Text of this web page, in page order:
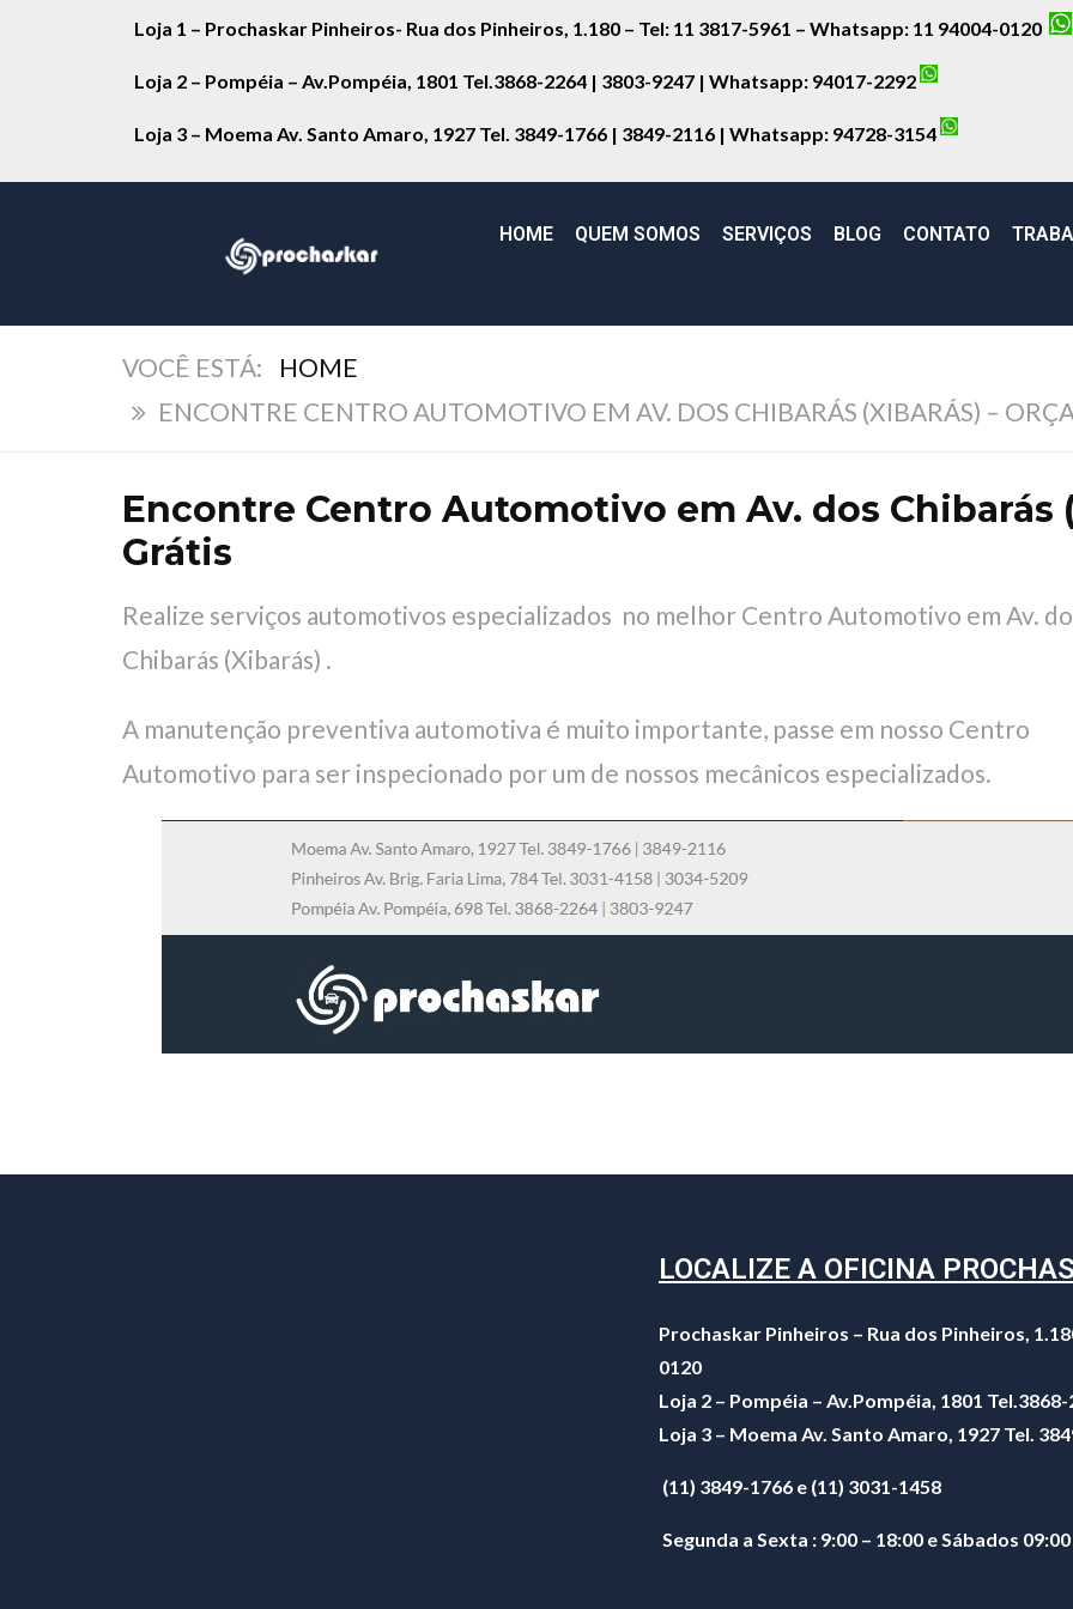
Loja 1 – Prochaskar Pinheiros- Rua dos Pinheiros, 1.180 – Tel: 11 3817-5961 – Whatsapp: 11 94004-0120
Loja 2 – Pompéia – Av.Pompéia, 1801 Tel.3868-2264 | 3803-9247 | Whatsapp: 94017-2292
Loja 3 – Moema Av. Santo Amaro, 1927 Tel. 3849-1766 | 3849-2116 | Whatsapp: 94728-3154
HOME QUEM SOMOS SERVIÇOS BLOG CONTATO
HOME
ENCONTRE CENTRO AUTOMOTIVO EM AV. DOS CHIBARÁS (XIBARÁS) –
Encontre Centro Automotivo em Av. dos Chibarás
Grátis
Realize serviços automotivos especializados no melhor Centro Automotivo em Av.
Chibarás (Xibarás) .
A manutenção preventiva automotiva é muito importante, passe em nosso Centro
Automotivo para ser inspecionado por um de nossos mecânicos especializados.
LOCALIZE A OFICINA
Prochaskar Pinheiros – Rua dos Pinheiros,
0120
Loja 2 – Pompéia – Av.Pompéia, 1801
Loja 3 – Moema Av. Santo Amaro, 1927 Tel.
(11) 3849-1766 e (11) 3031-1458
Segunda a Sexta : 9:00 – 18:00 e Sábados